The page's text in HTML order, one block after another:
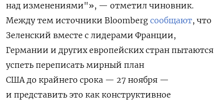
над изменениями"», — отметил чиновник.
Между тем источники Bloomberg сообщают, что
Зеленский вместе с лидерами Франции,
Германии и других европейских стран пытаются
успеть переписать мирный план
США до крайнего срока — 27 ноября —
и представить это как конструктивное